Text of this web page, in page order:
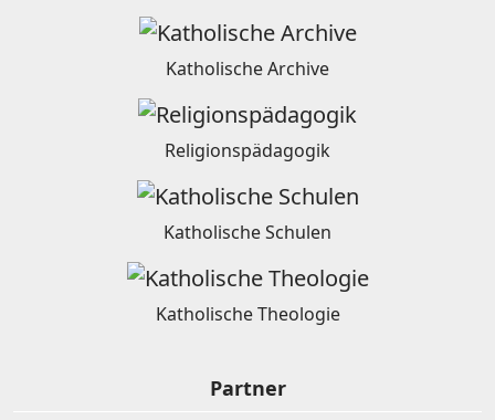
Katholische Archive
Religionspädagogik
Katholische Schulen
Katholische Theologie
Partner